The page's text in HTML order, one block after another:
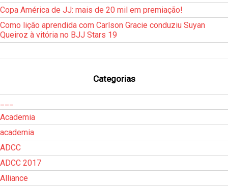
Copa América de JJ: mais de 20 mil em premiação!
Como lição aprendida com Carlson Gracie conduziu Suyan
Queiroz à vitória no BJJ Stars 19
Categorias
Academia
academia
ADCC
ADCC 2017
Alliance